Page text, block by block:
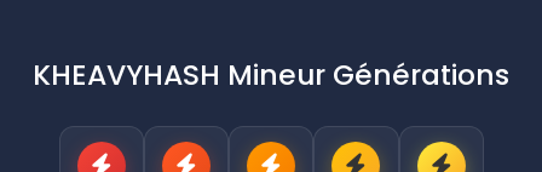
KHEAVYHASH Mineur Générations